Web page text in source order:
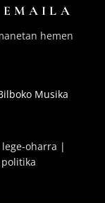
EMAILA
hemen
Musika
oharra |